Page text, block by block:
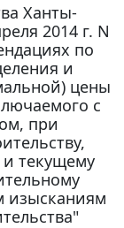
Ханты-
2014 г. N
по
и
цены
с
при
и текущему
изысканиям